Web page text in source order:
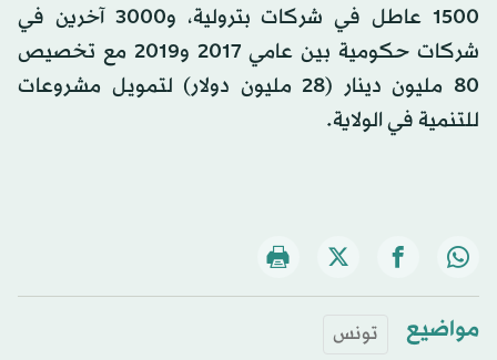
1500 عاطل في شركات بترولية، و3000 آخرين في
شركات حكومية بين عامي 2017 و2019 مع تخصيص
80 مليون دينار (28 مليون دولار) لتمويل مشروعات
للتنمية في الولاية.
مواضيع تونس